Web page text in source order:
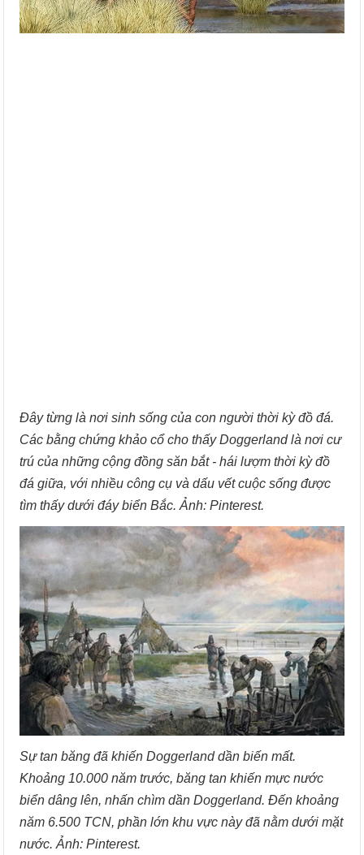
Đây từng là nơi sinh sống của con người thời kỳ đồ đá.
Các bằng chứng khảo cổ cho thấy Doggerland là nơi cư
trú của những cộng đồng săn bắt - hái lượm thời kỳ đồ
đá giữa, với nhiều công cụ và dấu vết cuộc sống được
tìm thấy dưới đáy biển Bắc. Ảnh: Pinterest.
Sự tan băng đã khiến Doggerland dần biến mất.
Khoảng 10.000 năm trước, băng tan khiến mực nước
biển dâng lên, nhấn chìm dần Doggerland. Đến khoảng
năm 6.500 TCN, phần lớn khu vực này đã nằm dưới mặt
nước. Ảnh: Pinterest.